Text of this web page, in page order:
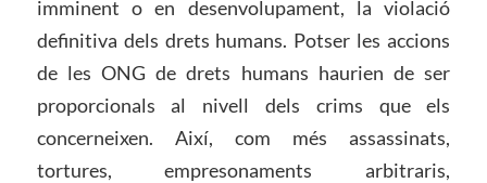
imminent o en desenvolupament, la violació
definitiva dels drets humans. Potser les accions
de les ONG de drets humans haurien de ser
proporcionals al nivell dels crims que els
concerneixen. Així, com més assassinats,
tortures, empresonaments arbitraris,